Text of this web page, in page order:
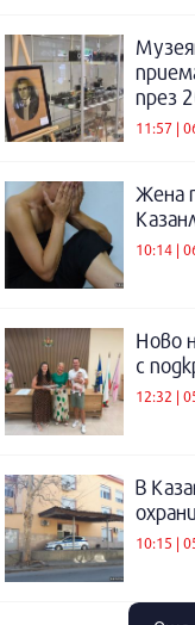
през
11:57 |
Жена
10:14 |
Ново
с
12:32 |
В
10:15 |